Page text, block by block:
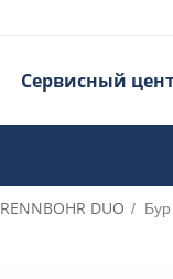
Сервисный
RENNBOHR DUO /